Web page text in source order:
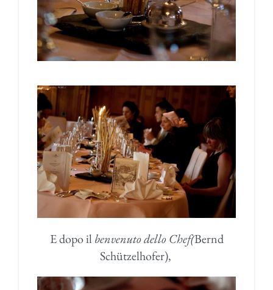
E dopo ilbenvenuto dello Chef(Bernd
Schützelhofer),